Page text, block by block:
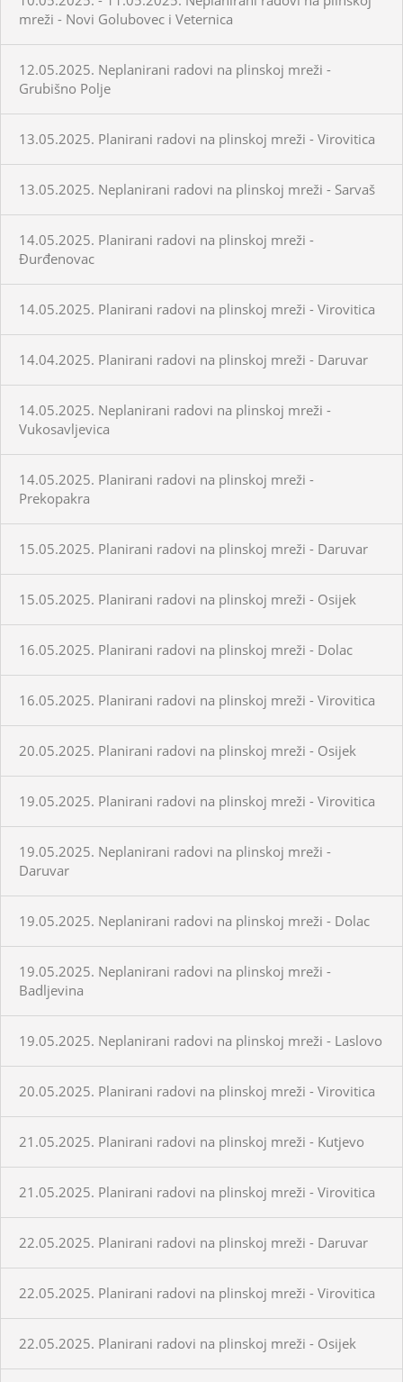
mreži - Novi Golubovec i Veternica
12.05.2025. Neplanirani radovi na plinskoj mreži -
Grubišno Polje
13.05.2025. Planirani radovi na plinskoj mreži - Virovitica
13.05.2025. Neplanirani radovi na plinskoj mreži - Sarvaš
14.05.2025. Planirani radovi na plinskoj mreži -
Đurđenovac
14.05.2025. Planirani radovi na plinskoj mreži - Virovitica
14.04.2025. Planirani radovi na plinskoj mreži - Daruvar
14.05.2025. Neplanirani radovi na plinskoj mreži -
Vukosavljevica
14.05.2025. Planirani radovi na plinskoj mreži -
Prekopakra
15.05.2025. Planirani radovi na plinskoj mreži - Daruvar
15.05.2025. Planirani radovi na plinskoj mreži - Osijek
16.05.2025. Planirani radovi na plinskoj mreži - Dolac
16.05.2025. Planirani radovi na plinskoj mreži - Virovitica
20.05.2025. Planirani radovi na plinskoj mreži - Osijek
19.05.2025. Planirani radovi na plinskoj mreži - Virovitica
19.05.2025. Neplanirani radovi na plinskoj mreži -
Daruvar
19.05.2025. Neplanirani radovi na plinskoj mreži - Dolac
19.05.2025. Neplanirani radovi na plinskoj mreži -
Badljevina
19.05.2025. Neplanirani radovi na plinskoj mreži - Laslovo
20.05.2025. Planirani radovi na plinskoj mreži - Virovitica
21.05.2025. Planirani radovi na plinskoj mreži - Kutjevo
21.05.2025. Planirani radovi na plinskoj mreži - Virovitica
22.05.2025. Planirani radovi na plinskoj mreži - Daruvar
22.05.2025. Planirani radovi na plinskoj mreži - Virovitica
22.05.2025. Planirani radovi na plinskoj mreži - Osijek